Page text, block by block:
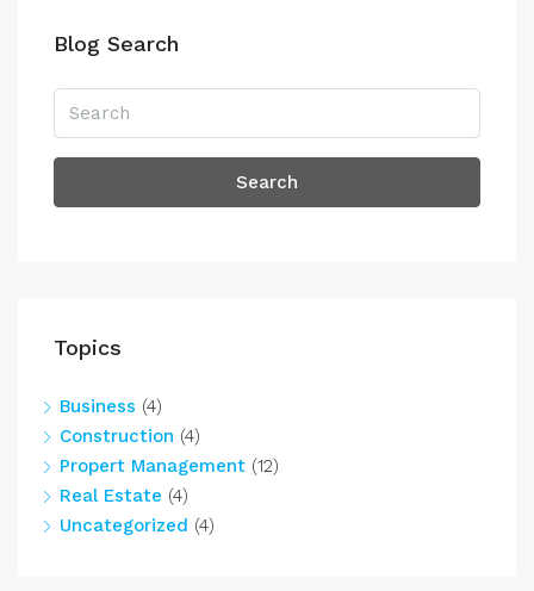
Blog Search
Search
Topics
Business (4)
Construction (4)
Propert Management (12)
Real Estate (4)
Uncategorized (4)